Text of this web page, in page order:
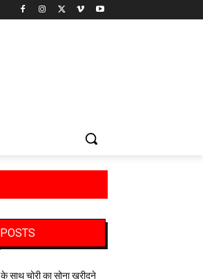
साथ चोरी का सोना खरीदने